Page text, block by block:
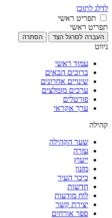
לדלג לתוכן
תפריט ראשי
תפריט ראשי
העברה לסרגל הצד הסתרה
ניווט
עמוד ראשי
ברוכים הבאים
שינויים אחרונים
ערכים מומלצים
פורטלים
ערך אקראי
קהילה
שער הקהילה
עזרה
ייעוץ
מזנון
כיכר העיר
חדשות
לוח מודעות
יצירת קשר
ספר אורחים